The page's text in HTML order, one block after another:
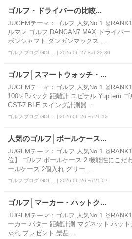
ゴルフ・ドライバーの比較...
JUGEMテーマ：ゴルフ 人気No.1
ルマン ゴルフ DANGAN7 MAX ドライバ
ボンシャフト ダンガンマックス ...
ゴルフ ブログ GOL... | 2026.06.27 Sat 22:30
ゴルフ│スマートウォッチ・...
JUGEMテーマ：ゴルフ 人気No.1
100％Pバック 距離計 ユピテル Yupiteru
GST-7 BLE スイング計測器 ...
ゴルフ ブログ GOL... | 2026.06.26 Fri 21:12
人気のゴルフ│ボールケース...
JUGEMテーマ：ゴルフ 人気No.1
位】 ゴルフ ボールケース 2 機能性にこだ
ールケース 2個入れ グリー...
ゴルフ ブログ GOL... | 2026.06.26 Fri 21:07
ゴルフ│マーカー・ハットク...
JUGEMテーマ：ゴルフ 人気No.1
ーカー パター 距離計測 マグネット ハッ
ゃれ プレゼント 景品 ...